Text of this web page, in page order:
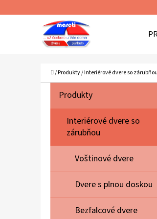
Domov
/Produkty/Interiérové dvere so zárubňou
Preskočiť
kategórie
K
T
Ó
I
Produkty
Interiérové dvere so
zárubňou
Voštinové dvere
Dvere s plnou doskou
Bezfalcové dvere
Späť
Späť